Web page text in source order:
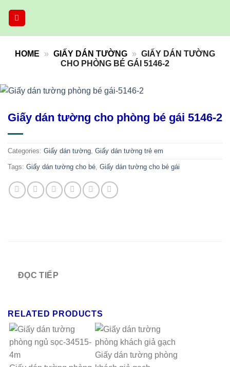
HOME » GIẤY DÁN TƯỜNG » GIẤY DÁN TƯỜNG
CHO PHÒNG BÉ GÁI 5146-2
Giấy dán tường cho phòng bé gái 5146-2
Categories: Giấy dán tường, Giấy dán tường trẻ em
Tags: Giấy dán tường cho bé, Giấy dán tường cho bé gái
ĐỌC TIẾP
RELATED PRODUCTS
Giấy dán tường phòng